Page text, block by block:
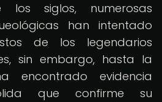
siglos, numerosas
han intentado
de los legendarios
sin embargo, hasta la
encontrado evidencia
que confirme su